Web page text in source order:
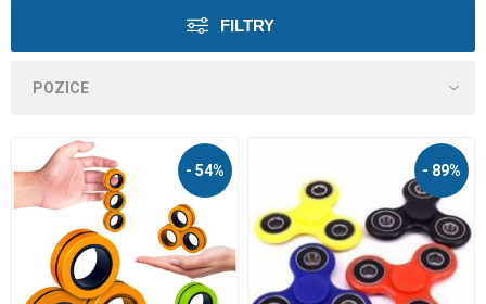
FILTRY
- 54% - 89%